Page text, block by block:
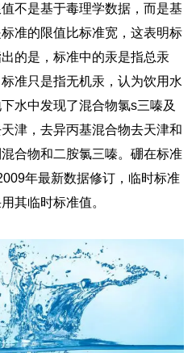
不是基于毒理学数据，而是基
准的限值比标准宽，这表明标
的是，标准中的汞是指总汞
准只是指无机汞，认为饮用水
水中发现了混合物氯s三嗪及
津，去异丙基混合物去天津和
合物和二胺氯三嗪。硼在标准
年最新数据修订，临时标准
其临时标准值。